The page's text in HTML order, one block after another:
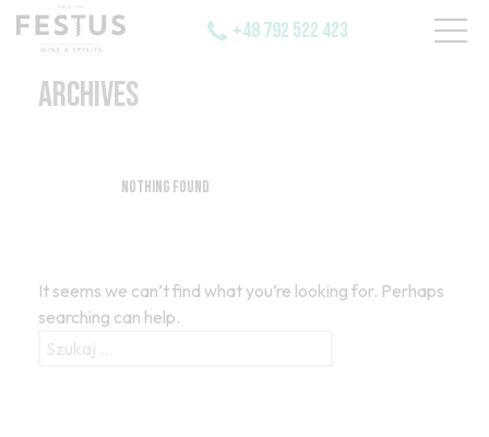
+48 792 522 423
ARCHIVES
Nothing Found
It seems we can’t find what you’re looking for. Perhaps
searching can help.
Szukaj: